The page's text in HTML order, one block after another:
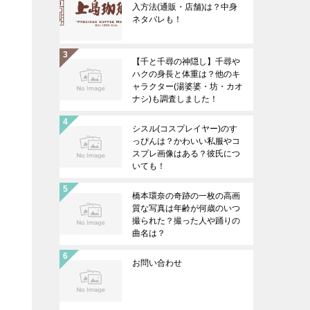
入方法(通販・店舗)は？中身
ネタバレも！
【千と千尋の神隠し】千尋や
ハクの身長と体重は？他のキ
ャラクター(湯婆婆・坊・カオ
ナシ)も調査しました！
シスル(コスプレイヤー)のす
っぴんは？かわいい私服やコ
スプレ画像はある？彼氏につ
いても！
橋本環奈の奇跡の一枚の高画
質な写真は年齢が何歳のいつ
撮られた？撮った人や踊りの
曲名は？
お問い合わせ